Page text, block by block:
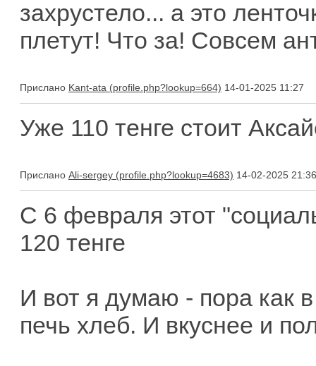
захрустело... а это
плетут! Что за! Совсем
Прислано Kant-ata 14-01-2025 11:27
Уже 110 тенге стоит
Прислано Ali-sergey 14-02-2025 21:36
С 6 февраля этот
120 тенге
И вот я думаю - пора как
печь хлеб. И вкуснее и